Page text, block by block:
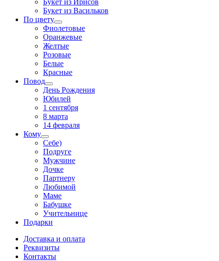
Букет из Васильков
По цвету
Фиолетовые
Оранжевые
Желтые
Розовые
Белые
Красные
Повод
День Рождения
Юбилей
1 сентября
8 марта
14 февраля
Кому
Себе)
Подруге
Мужчине
Дочке
Партнеру
Любимой
Маме
Бабушке
Учительнице
Подарки
Доставка и оплата
Реквизиты
Контакты